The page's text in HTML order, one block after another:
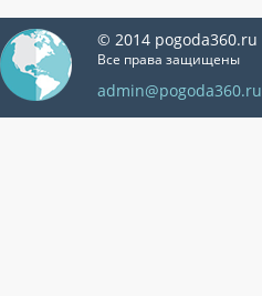
© 2014 pogoda360.ru
Все права защищены
admin@pogoda360.ru